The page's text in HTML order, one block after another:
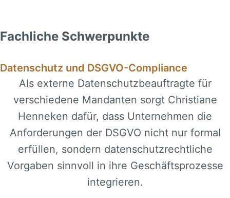
Fachliche Schwerpunkte
Datenschutz und DSGVO-Compliance
Als externe Datenschutzbeauftragte für
verschiedene Mandanten sorgt Christiane
Henneken dafür, dass Unternehmen die
Anforderungen der DSGVO nicht nur formal
erfüllen, sondern datenschutzrechtliche
Vorgaben sinnvoll in ihre Geschäftsprozesse
integrieren.